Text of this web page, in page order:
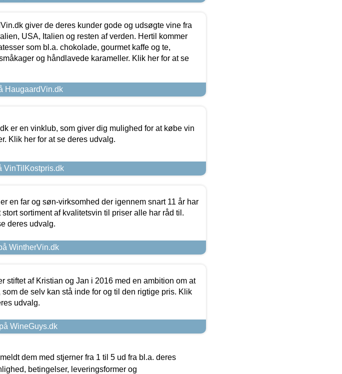
giver de deres kunder gode og udsøgte vine fra
USA, Italien og resten af verden. Hertil kommer
som bl.a. chokolade, gourmet kaffe og te,
og håndlavede karameller. Klik her for at se
HaugaardVin.dk
er en vinklub, som giver dig mulighed for at købe vin
Klik her for at se deres udvalg.
VinTilKostpris.dk
en far og søn-virksomhed der igennem snart 11 år har
sortiment af kvalitetsvin til priser alle har råd til.
deres udvalg.
WintherVin.dk
stiftet af Kristian og Jan i 2016 med en ambition om at
som de selv kan stå inde for og til den rigtige pris. Klik
udvalg.
WineGuys.dk
dem med stjerner fra 1 til 5 ud fra bl.a. deres
betingelser, leveringsformer og